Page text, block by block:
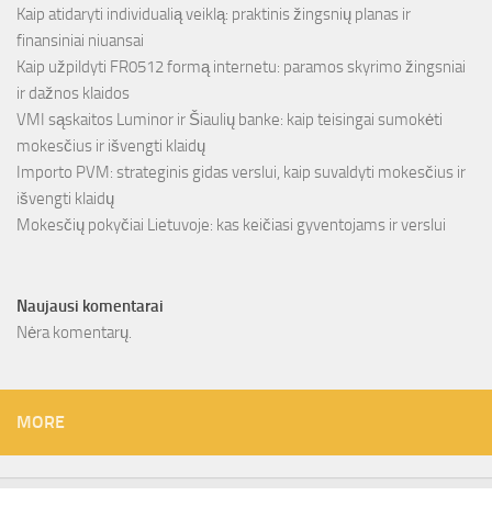
Kaip atidaryti individualią veiklą: praktinis žingsnių planas ir
finansiniai niuansai
Kaip užpildyti FR0512 formą internetu: paramos skyrimo žingsniai
ir dažnos klaidos
VMI sąskaitos Luminor ir Šiaulių banke: kaip teisingai sumokėti
mokesčius ir išvengti klaidų
Importo PVM: strateginis gidas verslui, kaip suvaldyti mokesčius ir
išvengti klaidų
Mokesčių pokyčiai Lietuvoje: kas keičiasi gyventojams ir verslui
Naujausi komentarai
Nėra komentarų.
MORE